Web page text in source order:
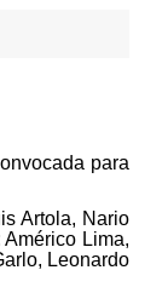
para
Artola, Nario
Lima,
Leonardo